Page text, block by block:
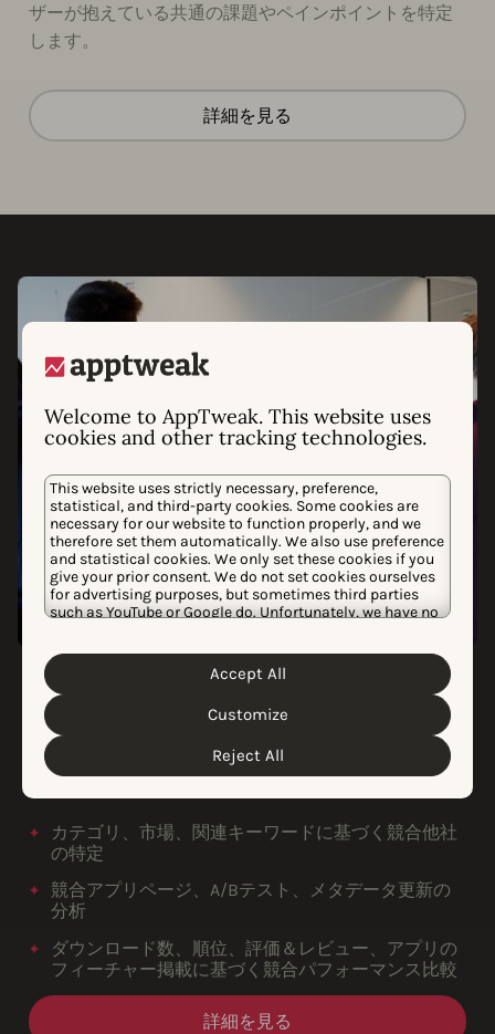
Welcome to AppTweak. This website uses
cookies and other tracking technologies.
This website uses strictly necessary, preference,
statistical, and third-party cookies. Some cookies are
necessary for our website to function properly, and we
therefore set them automatically. We also use preference
and statistical cookies. We only set these cookies if you
give your prior consent. We do not set cookies ourselves
for advertising purposes, but sometimes third parties
such as YouTube or Google do. Unfortunately, we have no
personal data and the different cookies we use, please
Cookie Policy&Privacy Policy
customize your cookie settings and preferences by
clicking the “Customize” button.
Reject All
Customize
Accept All
ザーが抱えている共通の課題やペインポイントを特定
します。
詳細を見る
ASOコンサルティングサービス
当社チームと連携する
AppTweakのアプリ成長コンサルタントとデザイナーを
活用し、パーソナライズされた柔軟で成果重視のアプ
ローチで社内リソースを強化します。
カテゴリ、市場、関連キーワードに基づく競合他社
の特定
競合アプリページ、A/Bテスト、メタデータ更新の
分析
ダウンロード数、順位、評価＆レビュー、アプリの
フィーチャー掲載に基づく競合パフォーマンス比較
詳細を見る